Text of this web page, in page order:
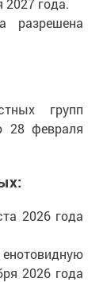
2027 года.
разрешена
групп
28 февраля
2026 года
2026 года